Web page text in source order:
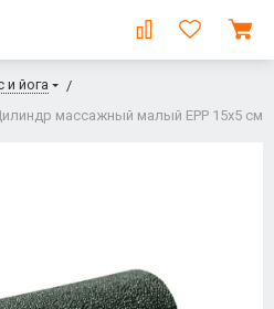
и йога
массажный малый EPP 15х5 см